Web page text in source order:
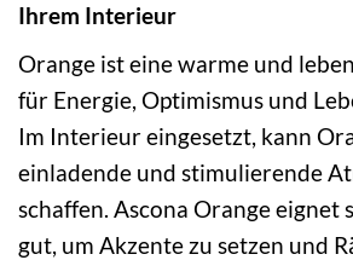
Ihrem Interieur
Orange ist eine warme und
für Energie, Optimismus und
Im Interieur eingesetzt, kann
einladende und stimulierende
schaffen. Ascona Orange eignet
gut, um Akzente zu setzen und